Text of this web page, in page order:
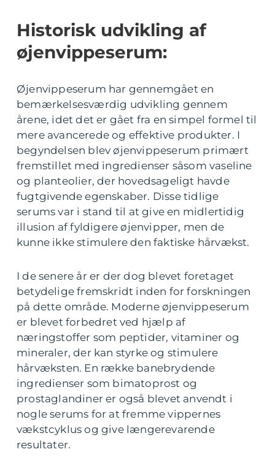
Historisk udvikling af
øjenvippeserum:
Øjenvippeserum har gennemgået en
bemærkelsesværdig udvikling gennem
årene, idet det er gået fra en simpel formel til
mere avancerede og effektive produkter. I
begyndelsen blev øjenvippeserum primært
fremstillet med ingredienser såsom vaseline
og planteolier, der hovedsageligt havde
fugtgivende egenskaber. Disse tidlige
serums var i stand til at give en midlertidig
illusion af fyldigere øjenvipper, men de
kunne ikke stimulere den faktiske hårvækst.
I de senere år er der dog blevet foretaget
betydelige fremskridt inden for forskningen
på dette område. Moderne øjenvippeserum
er blevet forbedret ved hjælp af
næringstoffer som peptider, vitaminer og
mineraler, der kan styrke og stimulere
hårvæksten. En række banebrydende
ingredienser som bimatoprost og
prostaglandiner er også blevet anvendt i
nogle serums for at fremme vippernes
vækstcyklus og give længerevarende
resultater.